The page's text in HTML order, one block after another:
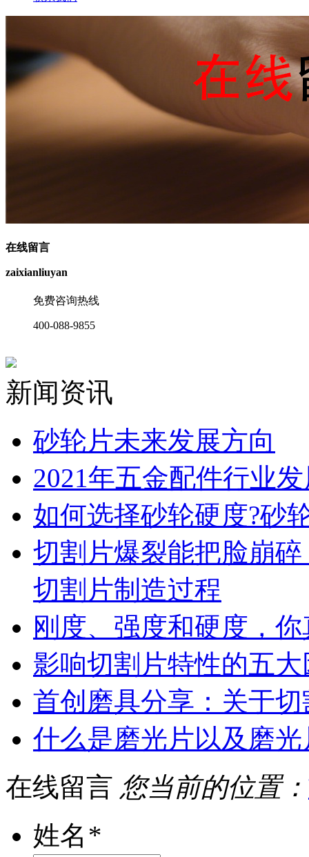
在线留言
zaixianliuyan
免费咨询热线
400-088-9855
新闻资讯
砂轮片未来发展方向
2021年五金配件行业
如何选择砂轮硬度?砂
切割片爆裂能把脸崩
切割片制造过程
刚度、强度和硬度，
影响切割片特性的五
首创磨具分享：关于
什么是磨光片以及磨
在线留言 您当前的位置：
姓名 *